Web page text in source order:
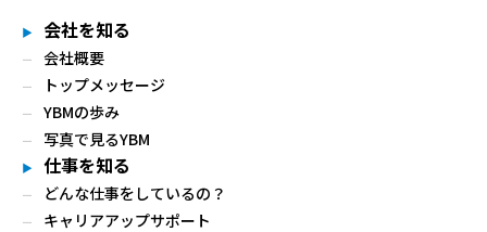
会社を知る
会社概要
トップメッセージ
YBMの歩み
写真で見るYBM
仕事を知る
どんな仕事をしているの？
キャリアアップサポート